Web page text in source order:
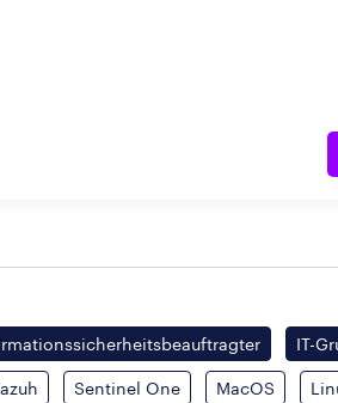
IT-
Sentinel One MacOS